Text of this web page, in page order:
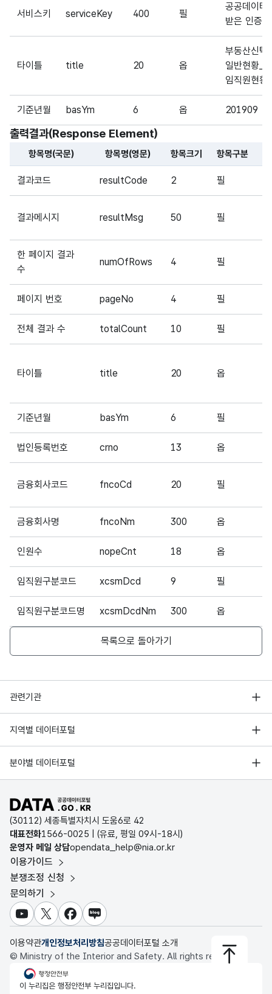
서비스키 serviceKey 400 필
공공데이터
받은 인증키
타이틀 title 20 옵
부동산신탁
일반현황_
임직원현황
기준년월 basYm 6 옵 201909
출력결과(Response Element)
해당 오픈API의 출력결과(Response Element) 항목에 대한
항목명(국문) 항목명(영문) 항목크기 항목구분
결과코드 resultCode 2 필
결과메시지 resultMsg 50 필
한 페이지 결과
수
numOfRows 4 필
페이지 번호 pageNo 4 필
전체 결과 수 totalCount 10 필
타이틀 title 20 옵
기준년월 basYm 6 필
법인등록번호 crno 13 옵
금융회사코드 fncoCd 20 필
금융회사명 fncoNm 300 옵
인원수 nopeCnt 18 옵
임직원구분코드 xcsmDcd 9 필
임직원구분코드명 xcsmDcdNm 300 옵
목록으로 돌아가기
관련기관
행정안전부
한국지능정보사회진흥원
국가정보자원관리원
지역별 데이터포털
서울 열린데이터광장
경기데이터드림
D-데이터허브
인천데이터포털
울산광역시 데이터포털
전남광주통합특별시 빅데이터 플랫폼
대전광역시 데이터포털
세종특별자치시 데이터포털
충청북도 데이터허브
분야별 데이터포털
기상자료개방포털
국토교통부 공간정보오픈플랫폼
환경부 환경데이터포털
문화데이터광장
농림축산식품 공공데이터포털
보건의료빅데이터개방시스템
식품의약품안전처 데이터포털
교육통계서비스
공공데이터포털 바로가기
(30112) 세종특별자치시 도움6로 42
대표전화1566-0025 | (유료, 평일 09시-18시)
운영자 메일 상담opendata_help@nia.or.kr
이용가이드
분쟁조정 신청
문의하기
유튜브X 페이스북
블로그
이용약관개인정보처리방침공공데이터포털 소개
© Ministry of the Interior and Safety. All rights reserved.
행정안전부
이 누리집은 행정안전부 누리집입니다.